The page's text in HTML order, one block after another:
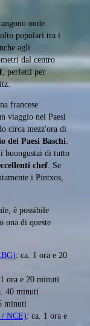
onde
popolari tra i
agli
dal centro
, perfetti per
francese
viaggio nei Paesi
circa mezz'ora di
dei Paesi Baschi.
buongustai di tutto
chef. Se
i Pintxos,
è possibile
una di queste
: ca. 1 ora e 20
ora e 20 minuti
40 minuti
minuti
/ NCE): ca. 1 ora e